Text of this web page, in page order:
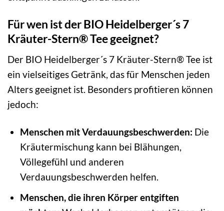
Für wen ist der BIO Heidelberger´s 7
Kräuter-Stern® Tee geeignet?
Der BIO Heidelberger´s 7 Kräuter-Stern® Tee ist
ein vielseitiges Getränk, das für Menschen jeden
Alters geeignet ist. Besonders profitieren können
jedoch:
Menschen mit Verdauungsbeschwerden: Die
Kräutermischung kann bei Blähungen,
Völlegefühl und anderen
Verdauungsbeschwerden helfen.
Menschen, die ihren Körper entgiften